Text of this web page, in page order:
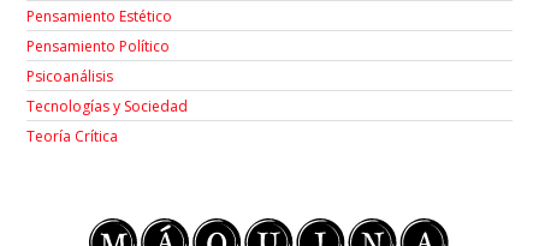
Pensamiento Estético
Pensamiento Político
Psicoanálisis
Tecnologías y Sociedad
Teoría Crítica